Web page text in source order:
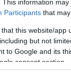
This information
Participants that
that this website/
but not
to Google and its
consent section.
από τα λίγα
μια
της
ένα μεγάλο